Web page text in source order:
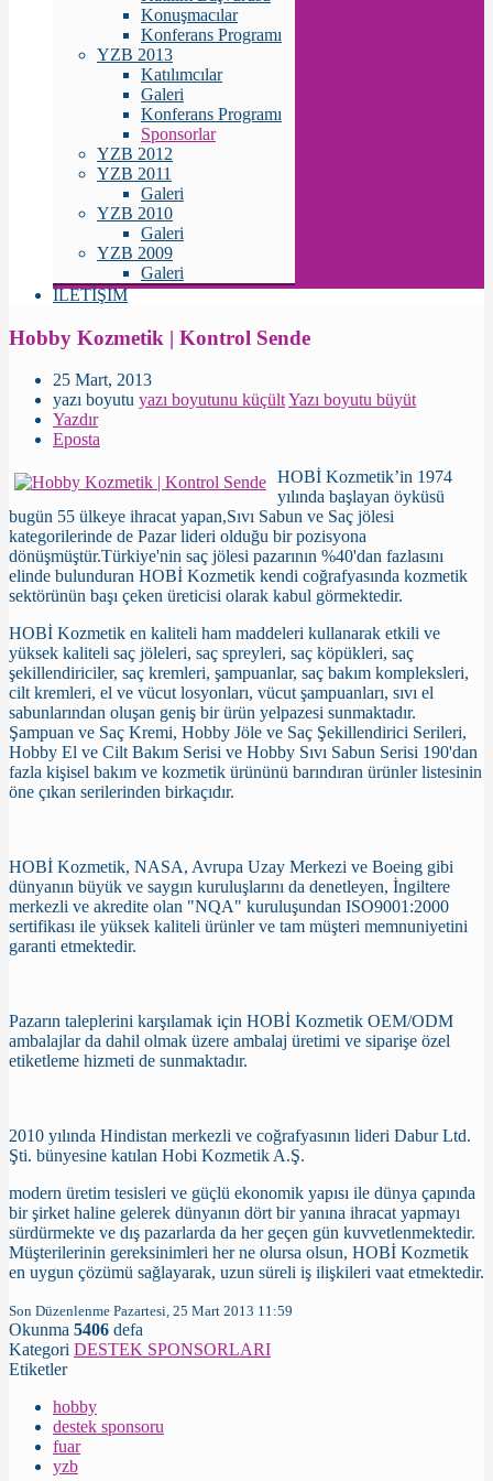
Konuşmacılar
Konferans Programı
YZB 2013
Katılımcılar
Galeri
Konferans Programı
Sponsorlar
YZB 2012
YZB 2011
Galeri
YZB 2010
Galeri
YZB 2009
Galeri
İLETİŞİM
Hobby Kozmetik | Kontrol Sende
25 Mart, 2013
yazı boyutu yazı boyutunu küçültYazı boyutu büyüt
Yazdır
Eposta
HOBİ Kozmetik’in 1974
yılında başlayan öyküsü
bugün 55 ülkeye ihracat yapan,Sıvı Sabun ve Saç jölesi
kategorilerinde de Pazar lideri olduğu bir pozisyona
dönüşmüştür.Türkiye'nin saç jölesi pazarının %40'dan fazlasını
elinde bulunduran HOBİ Kozmetik kendi coğrafyasında kozmetik
sektörünün başı çeken üreticisi olarak kabul görmektedir.
HOBİ Kozmetik en kaliteli ham maddeleri kullanarak etkili ve
yüksek kaliteli saç jöleleri, saç spreyleri, saç köpükleri, saç
şekillendiriciler, saç kremleri, şampuanlar, saç bakım kompleksleri,
cilt kremleri, el ve vücut losyonları, vücut şampuanları, sıvı el
sabunlarından oluşan geniş bir ürün yelpazesi sunmaktadır.
Şampuan ve Saç Kremi, Hobby Jöle ve Saç Şekillendirici Serileri,
Hobby El ve Cilt Bakım Serisi ve Hobby Sıvı Sabun Serisi 190'dan
fazla kişisel bakım ve kozmetik ürününü barındıran ürünler listesinin
öne çıkan serilerinden birkaçıdır.
HOBİ Kozmetik, NASA, Avrupa Uzay Merkezi ve Boeing gibi
dünyanın büyük ve saygın kuruluşlarını da denetleyen, İngiltere
merkezli ve akredite olan "NQA" kuruluşundan ISO9001:2000
sertifikası ile yüksek kaliteli ürünler ve tam müşteri memnuniyetini
garanti etmektedir.
Pazarın taleplerini karşılamak için HOBİ Kozmetik OEM/ODM
ambalajlar da dahil olmak üzere ambalaj üretimi ve siparişe özel
etiketleme hizmeti de sunmaktadır.
2010 yılında Hindistan merkezli ve coğrafyasının lideri Dabur Ltd.
Şti. bünyesine katılan Hobi Kozmetik A.Ş.
modern üretim tesisleri ve güçlü ekonomik yapısı ile dünya çapında
bir şirket haline gelerek dünyanın dört bir yanına ihracat yapmayı
sürdürmekte ve dış pazarlarda da her geçen gün kuvvetlenmektedir.
Müşterilerinin gereksinimleri her ne olursa olsun, HOBİ Kozmetik
en uygun çözümü sağlayarak, uzun süreli iş ilişkileri vaat etmektedir.
Son Düzenlenme Pazartesi, 25 Mart 2013 11:59
Okunma 5406 defa
Kategori DESTEK SPONSORLARI
Etiketler
hobby
destek sponsoru
fuar
yzb